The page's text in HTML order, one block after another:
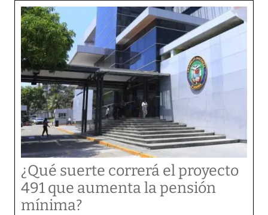
¿Qué suerte correrá el proyecto
491 que aumenta la pensión
mínima?